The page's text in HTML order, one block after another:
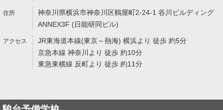
神奈川県横浜市神奈川区鶴屋町2-24-1 谷川ビルディング
ANNEX3F (日能研同ビル)
JR東海道本線(東京～熱海) 横浜より 徒歩 約5分
京急本線 神奈川より 徒歩 約10分
東急東横線 反町より 徒歩 約11分